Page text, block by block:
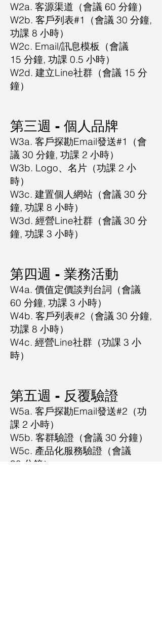
W2a. 客源渠道（會議 60 分鐘）
W2b. 客戶列表#1（會議 30 分鐘,
功課 8 小時）
W2c. Email/訊息模板（會議
15 分鐘, 功課 0.5 小時）
W2d. 建立Line社群（會議 15 分
鐘）
​第三週 - 個人品牌
W3a. 客戶探勘Email發送#1（會
議 30 分鐘, 功課 2 小時）
W3b. Logo、名片（功課 2 小
時）
W3c. 建置個人網站（會議 30 分
鐘, 功課 8 小時）
W3d. 經營Line社群（會議 30 分
鐘, 功課 3 小時）
​第四週 - 業務活動
W4a. 價值定價談判台詞（會議
60 分鐘, 功課 3 小時）
W4b. 客戶列表#2（會議 30 分鐘,
功課 8 小時）
W4c. 經營Line社群（功課 3 小
時）
​第五週 - 反覆驗證
W5a. 客戶探勘Email發送#2（功
課 2 小時）
W5b. 客群驗證（會議 30 分鐘）
W5c. 產品化服務驗證（會議
30 分鐘）